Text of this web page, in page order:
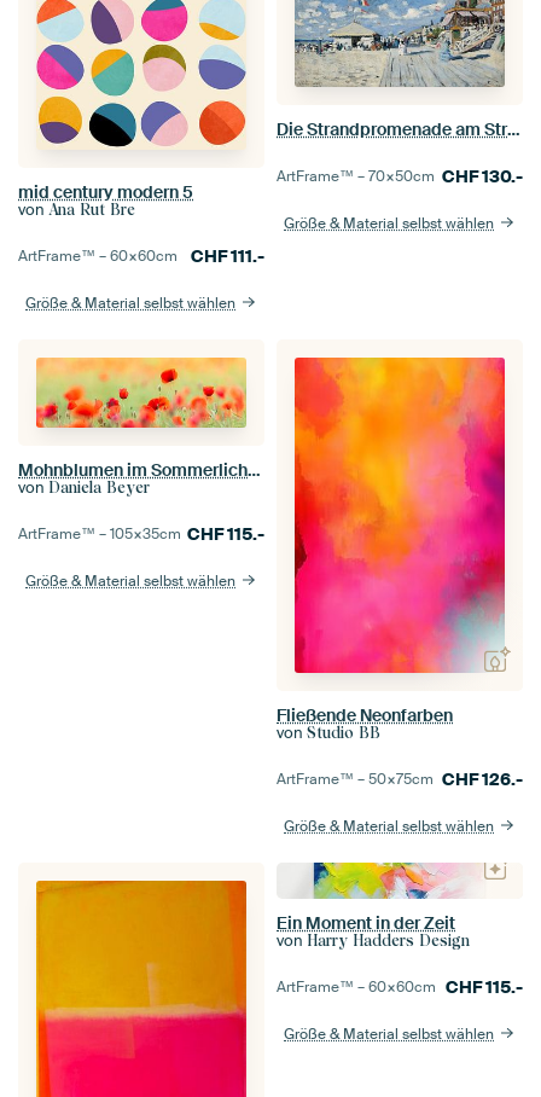
mid century modern 5
von Ana Rut Bre
ArtFrame™ –60×60cm CHF111.-
Größe & Material selbst wählen
Die Strandpromenade am Strand von Trouville, Claude Monet
ArtFrame™ –70×50cm CHF130.-
Größe & Material selbst wählen
Mohnblumen im Sommerlicht III
von Daniela Beyer
ArtFrame™ –105×35cm CHF115.-
Größe & Material selbst wählen
Fließende Neonfarben
von Studio BB
ArtFrame™ –50×75cm CHF126.-
Größe & Material selbst wählen
Ein Moment in der Zeit
von Harry Hadders Design
ArtFrame™ –60×60cm CHF115.-
Größe & Material selbst wählen